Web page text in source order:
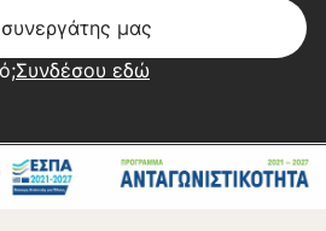
συνεργάτης μας
Συνδέσου εδώ
Home | Created by